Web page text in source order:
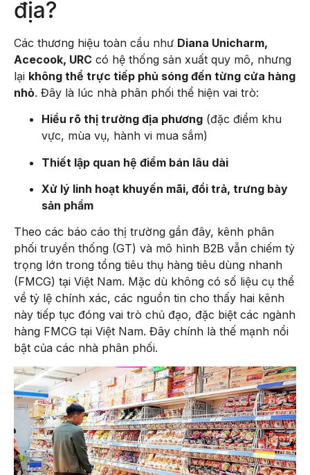
địa?
Các thương hiệu toàn cầu như Diana Unicharm,
Acecook, URC có hệ thống sản xuất quy mô, nhưng
lại không thể trực tiếp phủ sóng đến từng cửa hàng
nhỏ. Đây là lúc nhà phân phối thể hiện vai trò:
Hiểu rõ thị trường địa phương (đặc điểm khu
vực, mùa vụ, hành vi mua sắm)
Thiết lập quan hệ điểm bán lâu dài
Xử lý linh hoạt khuyến mãi, đổi trả, trưng bày
sản phẩm
Theo các báo cáo thị trường gần đây, kênh phân
phối truyền thống (GT) và mô hình B2B vẫn chiếm tỷ
trọng lớn trong tổng tiêu thụ hàng tiêu dùng nhanh
(FMCG) tại Việt Nam. Mặc dù không có số liệu cụ thể
về tỷ lệ chính xác, các nguồn tin cho thấy hai kênh
này tiếp tục đóng vai trò chủ đạo, đặc biệt các ngành
hàng FMCG tại Việt Nam. Đây chính là thế mạnh nổi
bật của các nhà phân phối.